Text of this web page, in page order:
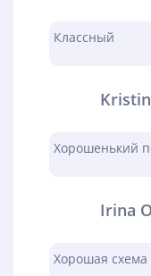
Классный
Хорошенький
Irina
Хорошая схема